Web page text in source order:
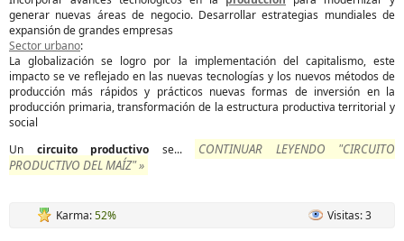
generar nuevas áreas de negocio. Desarrollar estrategias mundiales de
expansión de grandes empresas
Sector urbano:
La globalización se logro por la implementación del capitalismo, este
impacto se ve reflejado en las nuevas tecnologías y los nuevos métodos de
producción más rápidos y prácticos nuevas formas de inversión en la
producción primaria, transformación de la estructura productiva territorial y
social
Un circuito productivo se...
CONTINUAR LEYENDO "CIRCUITO
PRODUCTIVO DEL MAÍZ" »
Karma:52% Visitas: 3